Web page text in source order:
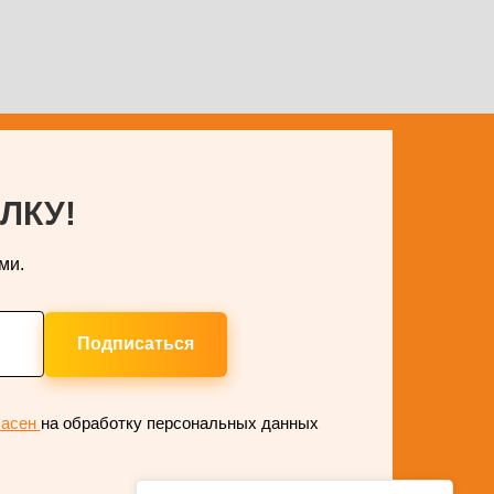
Подписаться
на обработку персональных данных